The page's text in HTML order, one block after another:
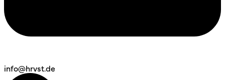
info@hrvst.de